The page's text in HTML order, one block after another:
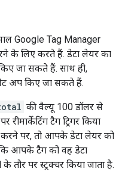
Google Tag Manager
के लिए करते हैं. डेटा लेयर का
जा सकते हैं. साथ ही,
अप किए जा सकते हैं.
की वैल्यू 100 डॉलर से
टैग ट्रिगर किया
पर, तो आपके डेटा लेयर को
आपके टैग को वह डेटा
पर स्ट्रक्चर किया जाता है.